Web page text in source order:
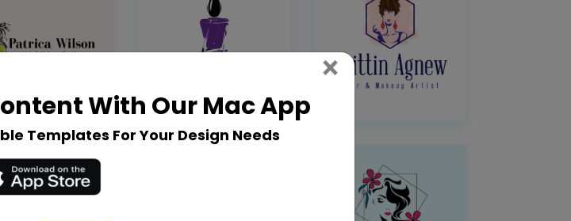
With Our Mac App
Templates For Your Design Needs
× Close